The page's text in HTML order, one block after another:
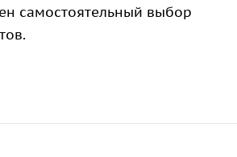
самостоятельный выбор